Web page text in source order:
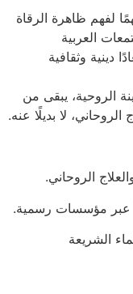
لفهم ظاهرة الرقاة
العربية
دينية وثقافية
الروحية، يبقى من
لا بديلًا عنه.
الروحاني.
عبر مؤسسات رسمية.
الشريعة